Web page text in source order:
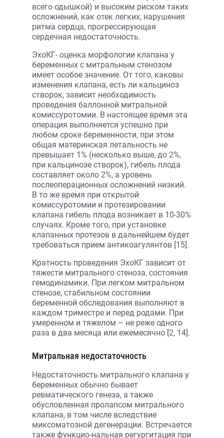
всего одышкой) и высоким риском таких
осложнений, как отек легких, нарушения
ритма сердца, прогрессирующая
сердечная недостаточность.
ЭхоКГ- оценка морфологии клапана у
беременных с митральным стенозом
имеет особое значение. От того, каковы
изменения клапана, есть ли кальциноз
створок, зависит необходимость
проведения баллонной митральной
комиссуротомии. В настоящее время эта
операция выполняется успешно при
любом сроке беременности, при этом
общая материнская летальность не
превышает 1% (несколько выше, до 2%,
при кальцинозе створок), гибель плода
составляет около 2%, а уровень
послеоперационных осложнений низкий.
В то же время при открытой
комиссуротомии и протезировании
клапана гибель плода возникает в 10-30%
случаях. Кроме того, при установке
клапанных протезов в дальнейшем будет
требоваться прием антикоагулянтов [15].
Кратность проведения ЭхоКГ зависит от
тяжести митрального стеноза, состояния
гемодинамики. При легком митральном
стенозе, стабильном состоянии
беременной обследования выполняют в
каждом триместре и перед родами. При
умеренном и тяжелом – не реже одного
раза в два месяца или ежемесячно [2, 14].
Митральная недостаточность
Недостаточность митрального клапана у
беременных обычно бывает
ревматического генеза, а также
обусловленная пролапсом митрального
клапана, в том числе вследствие
миксоматозной дегенерации. Встречается
также функцио-нальная регургитация при